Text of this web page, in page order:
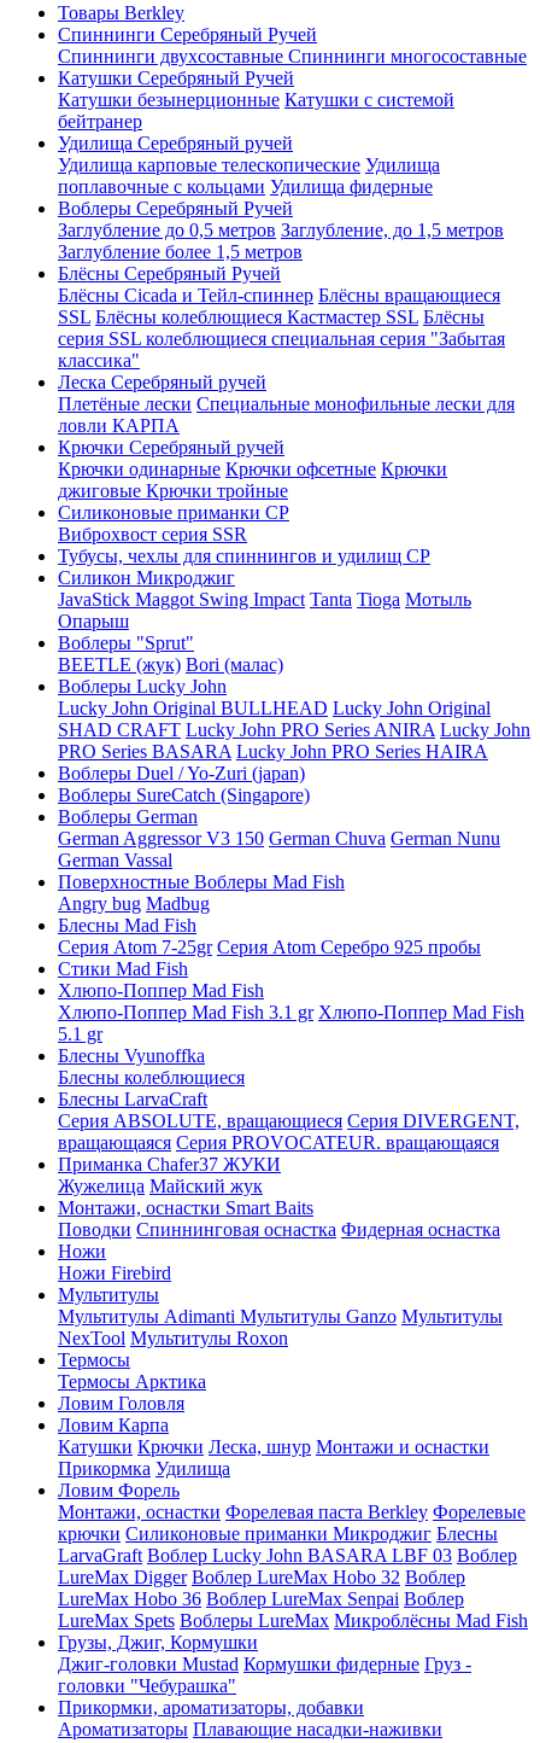
Товары Berkley
Спиннинги Серебряный Ручей
Спиннинги двухсоставные Спиннинги многосоставные
Катушки Серебряный Ручей
Катушки безынерционные Катушки с системой
бейтранер
Удилища Серебряный ручей
Удилища карповые телескопические Удилища
поплавочные с кольцами Удилища фидерные
Воблеры Серебряный Ручей
Заглубление до 0,5 метров Заглубление, до 1,5 метров
Заглубление более 1,5 метров
Блёсны Серебряный Ручей
Блёсны Cicada и Тейл-спиннер Блёсны вращающиеся
SSL Блёсны колеблющиеся Кастмастер SSL Блёсны
серия SSL колеблющиеся специальная серия "Забытая
классика"
Леска Серебряный ручей
Плетёные лески Специальные монофильные лески для
ловли КАРПА
Крючки Серебряный ручей
Крючки одинарные Крючки офсетные Крючки
джиговые Крючки тройные
Силиконовые приманки СР
Виброхвост серия SSR
Тубусы, чехлы для спиннингов и удилищ СР
Силикон Микроджиг
JavaStick Maggot Swing Impact Tanta Tioga Мотыль
Опарыш
Воблеры "Sprut"
BEETLE (жук) Bori (малас)
Воблеры Lucky John
Lucky John Original BULLHEAD Lucky John Original
SHAD CRAFT Lucky John PRO Series ANIRA Lucky John
PRO Series BASARA Lucky John PRO Series HAIRA
Воблеры Duel / Yo-Zuri (japan)
Воблеры SureCatch (Singapore)
Воблеры German
German Aggressor V3 150 German Chuva German Nunu
German Vassal
Поверхностные Воблеры Mad Fish
Angry bug Madbug
Блесны Mad Fish
Серия Atom 7-25gr Серия Atom Серебро 925 пробы
Стики Mad Fish
Хлюпо-Поппер Mad Fish
Хлюпо-Поппер Mad Fish 3.1 gr Хлюпо-Поппер Mad Fish
5.1 gr
Блесны Vyunoffka
Блесны колеблющиеся
Блесны LarvaCraft
Серия ABSOLUTE, вращающиеся Серия DIVERGENT,
вращающаяся Серия PROVOCATEUR. вращающаяся
Приманка Chafer37 ЖУКИ
Жужелица Майский жук
Монтажи, оснастки Smart Baits
Поводки Спиннинговая оснастка Фидерная оснастка
Ножи
Ножи Firebird
Мультитулы
Мультитулы Adimanti Мультитулы Ganzo Мультитулы
NexTool Мультитулы Roxon
Термосы
Термосы Арктика
Ловим Головля
Ловим Карпа
Катушки Крючки Леска, шнур Монтажи и оснастки
Прикормка Удилища
Ловим Форель
Монтажи, оснастки Форелевая паста Berkley Форелевые
крючки Силиконовые приманки Микроджиг Блесны
LarvaGraft Воблер Lucky John BASARA LBF 03 Воблер
LureMax Digger Воблер LureMax Hobo 32 Воблер
LureMax Hobo 36 Воблер LureMax Senpai Воблер
LureMax Spets Воблеры LureMax Микроблёсны Mad Fish
Грузы, Джиг, Кормушки
Джиг-головки Mustad Кормушки фидерные Груз -
головки "Чебурашка"
Прикормки, ароматизаторы, добавки
Ароматизаторы Плавающие насадки-наживки